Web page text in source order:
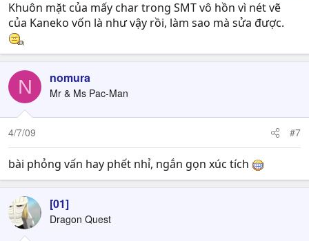
Demons to arms! :devil:
PV :Điều gì mà anh mong muốn có ở P5 ?
Mod ale
PV :Nếu dc chọn sở hữu 1 Persona thì anh sẽ chọn con
nào ?
Mod ale: hỏi hay nhỉ
chọn chắc là Helel trong P4
PV :Anh mong gì từ việc sát nhập box SMT vào XSO ?
Mod ale:
Chỉ việc ghi thêm chữ Megaten vào XSO , rất
mong là mọi người ủng hộ
Khuôn mặt của mấy char trong SMT vô hồn vì nét vẽ
của Kaneko vốn là như vậy rồi, làm sao mà sửa được.
N nomura
Mr & Ms Pac-Man
4/7/09 #7
bài phỏng vấn hay phết nhỉ, ngắn gọn xúc tích
[01]
Dragon Quest